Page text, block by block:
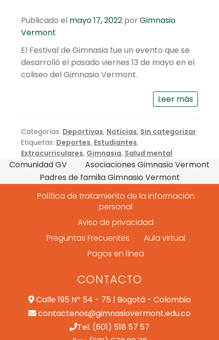
Publicado el mayo 17, 2022 porGimnasio
Vermont
El Festival de Gimnasia fue un evento que se
desarrolló el pasado viernes 13 de mayo en el
coliseo del Gimnasio Vermont.
Leer más
Categorías: Deportivas, Noticias, Sin categorizar
Etiquetas: Deportes, Estudiantes,
Extracurriculares, Gimnasia, Salud mental
Comunidad GV
Asociaciones Gimnasio Vermont
Padres de familia Gimnasio Vermont
Política de tratamiento de la información
personal
Aviso de privacidad
Preguntas Frecuentes
Aula virtual
Pagos en línea
CONTACTO
Calle 195 Nº 54 - 75 | Bogotá - Colombia
contactenos@gimnasiovermont.edu.co
Tel: (601) 518 57 57